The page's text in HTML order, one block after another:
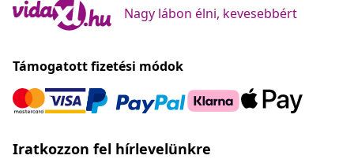
Nagy lábon élni, kevesebbért
Támogatott fizetési módok
Iratkozzon fel hírlevelünkre